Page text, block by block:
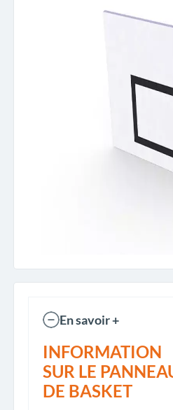
En savoir +
INFORMATION
SUR LE
DE BASKET